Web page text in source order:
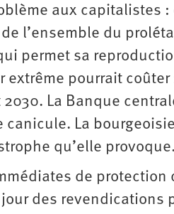
aux capitalistes
l’ensemble du
permet sa
extrême pourrait
La Banque
canicule. La
qu’elle provoque.
de
des revendications